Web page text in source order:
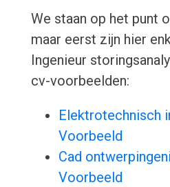
We staan op het punt
maar eerst zijn hier
Ingenieur
cv-voorbeelden:
Elektrotechnisch
Voorbeeld
Cad
Voorbeeld